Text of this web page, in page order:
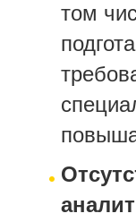
том